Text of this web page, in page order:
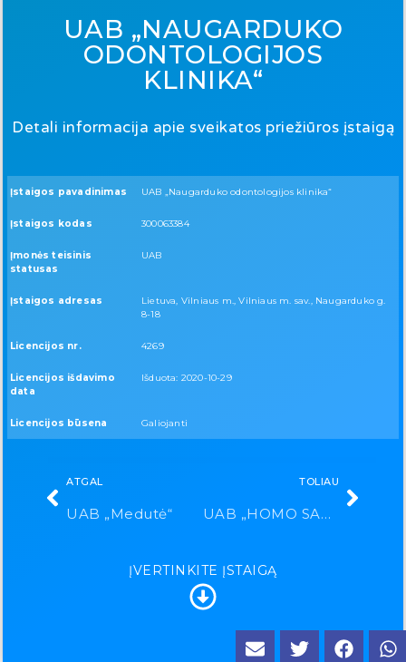
UAB „NAUGARDUKO
ODONTOLOGIJOS
KLINIKA“
Detali informacija apie sveikatos priežiūros įstaigą
Įstaigos pavadinimas UAB „Naugarduko odontologijos klinika“
Įstaigos kodas 300063384
Įmonės teisinis
statusas
UAB
Įstaigos adresas
Lietuva, Vilniaus m., Vilniaus m. sav., Naugarduko g.
8-18
Licencijos nr. 4269
Licencijos išdavimo
data
Išduota: 2020-10-29
Licencijos būsena Galiojanti
ATGAL
UAB „Medutė“
TOLIAU
UAB „HOMO SANUS”
ĮVERTINKITE ĮSTAIGĄ